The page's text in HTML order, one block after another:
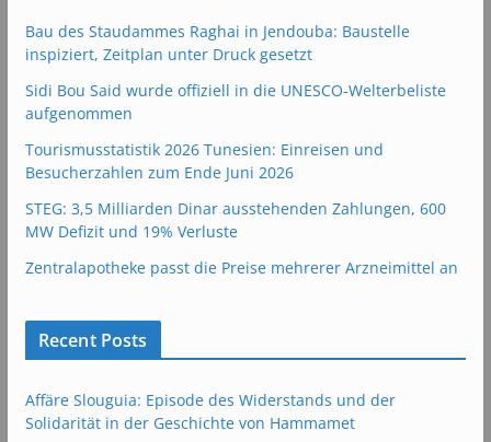
Bau des Staudammes Raghai in Jendouba: Baustelle
inspiziert, Zeitplan unter Druck gesetzt
Sidi Bou Said wurde offiziell in die UNESCO-Welterbeliste
aufgenommen
Tourismusstatistik 2026 Tunesien: Einreisen und
Besucherzahlen zum Ende Juni 2026
STEG: 3,5 Milliarden Dinar ausstehenden Zahlungen, 600
MW Defizit und 19% Verluste
Zentralapotheke passt die Preise mehrerer Arzneimittel an
Recent Posts
Affäre Slouguia: Episode des Widerstands und der
Solidarität in der Geschichte von Hammamet